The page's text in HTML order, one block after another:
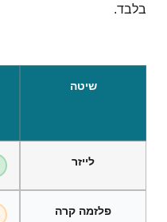
בלבד.
שיטה
לייזר
פלזמה קרה